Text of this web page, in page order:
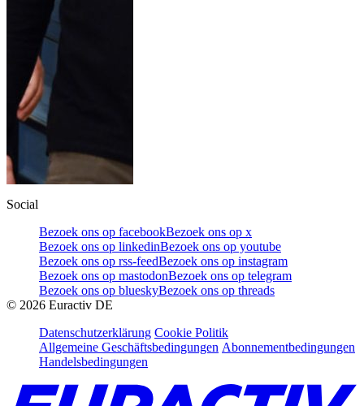
Social
Bezoek ons op facebookBezoek ons op x
Bezoek ons op linkedinBezoek ons op youtube
Bezoek ons op rss-feedBezoek ons op instagram
Bezoek ons op mastodonBezoek ons op telegram
Bezoek ons op blueskyBezoek ons op threads
© 2026 Euractiv DE
Datenschutzerklärung Cookie Politik
Allgemeine Geschäftsbedingungen Abonnementbedingungen
Handelsbedingungen